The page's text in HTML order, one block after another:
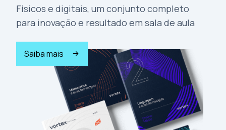
Físicos e digitais, um conjunto completo
para inovação e resultado em sala de aula
Saiba mais